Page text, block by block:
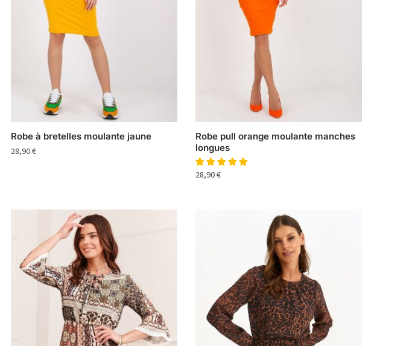
Robe à bretelles moulante jaune
28,90€
Robe pull orange moulante manches
longues
28,90€